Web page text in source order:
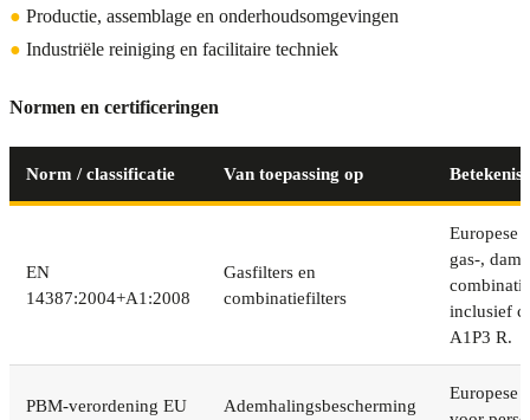
● Productie, assemblage en onderhoudsomgevingen
● Industriële reiniging en facilitaire techniek
Normen en certificeringen
Norm / classificatie Van toepassing op Betekenis
EN
14387:2004+A1:2008
Gasfilters en
combinatiefilters
Europese
gas-,
inclusief
A1P3 R.
PBM-verordening EU Ademhalingsbescherming
Europese